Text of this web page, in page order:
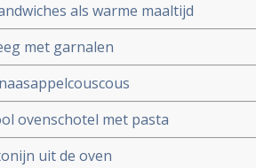
als warme maaltijd
met garnalen
ovenschotel met pasta
uit de oven